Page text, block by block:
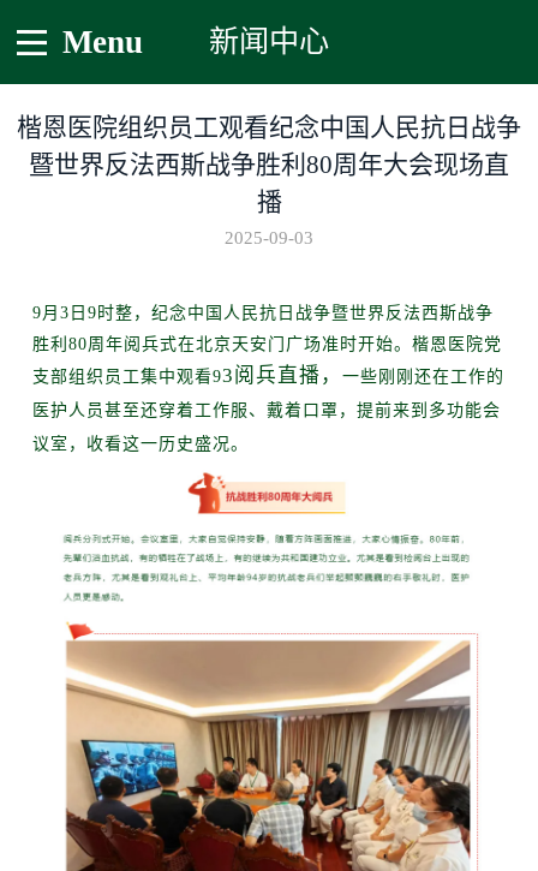
新闻中心
Menu
楷恩医院组织员工观看纪念中国人民抗日战争
暨世界反法西斯战争胜利80周年大会现场直
播
2025-09-03
9月3日9 时整，纪念中 国人民抗日战争暨世界反法西斯战争
胜利80周年阅兵式在北京天安门广场准时开始。楷恩医院党
支部组织员工集中观看93阅兵直播，一些刚刚还在工作的
医护 人员甚至还穿着工作服、戴着口罩，提前来到 多功能会
议室 ，收看这一历史盛况。